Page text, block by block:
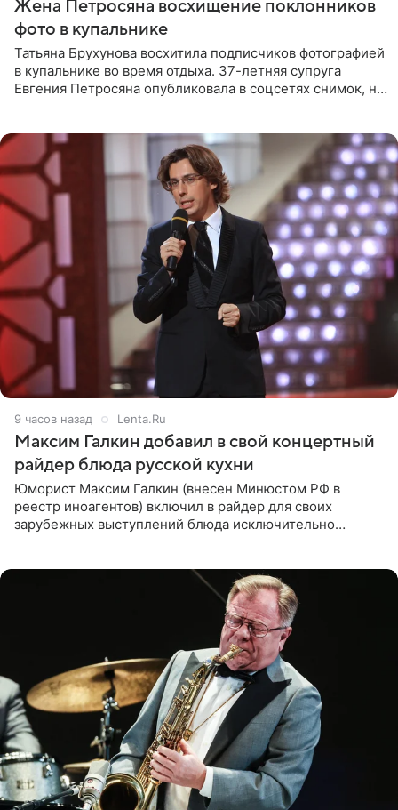
Жена Петросяна восхищение поклонников
фото в купальнике
Татьяна Брухунова восхитила подписчиков фотографией
в купальнике во время отдыха. 37-летняя супруга
Евгения Петросяна опубликовала в соцсетях снимок, на
9 часов назад Lenta.Ru
Максим Галкин добавил в свой концертный
райдер блюда русской кухни
Юморист Максим Галкин (внесен Минюстом РФ в
реестр иноагентов) включил в райдер для своих
зарубежных выступлений блюда исключительно